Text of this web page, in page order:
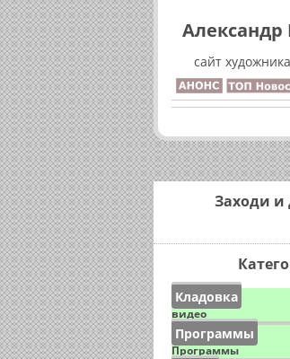
Александр
сайт
Заходи и
Кладовка
видео
Программы
Программы